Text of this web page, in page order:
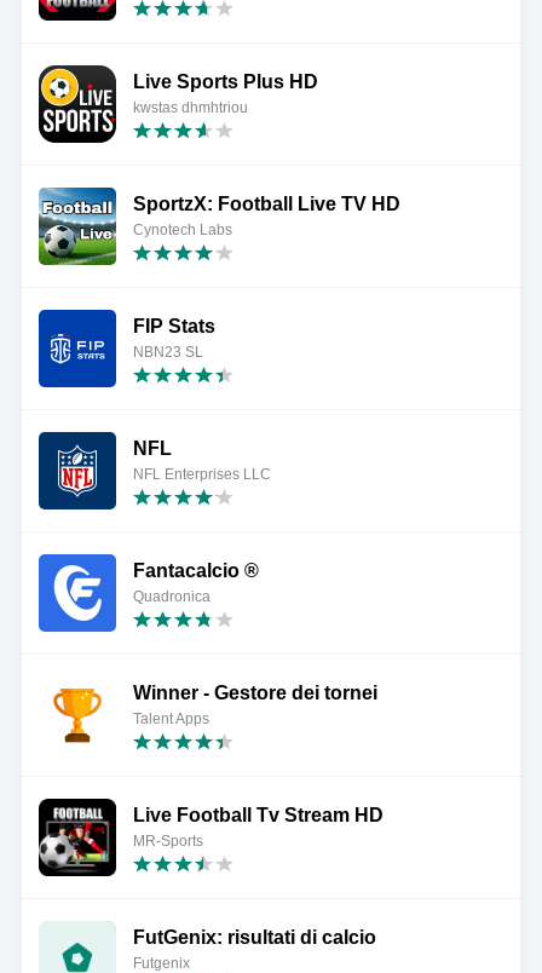
Live Sports Plus HD
kwstas dhmhtriou
SportzX: Football Live TV HD
Cynotech Labs
FIP Stats
NBN23 SL
NFL
NFL Enterprises LLC
Fantacalcio ®
Quadronica
Winner - Gestore dei tornei
Talent Apps
Live Football Tv Stream HD
MR-Sports
FutGenix: risultati di calcio
Futgenix